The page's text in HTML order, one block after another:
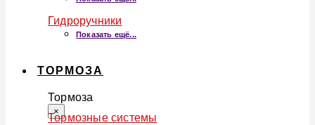
Гидроручники
Показать ещё...
ТОРМОЗА
Тормоза
×
Тормозные системы